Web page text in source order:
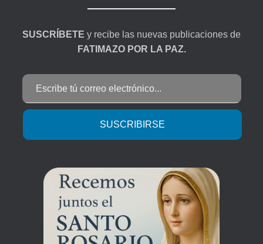
SUSCRÍBETE y recibe las nuevas publicaciones de
FATIMAZO POR LA PAZ.
SUSCRIBIRSE